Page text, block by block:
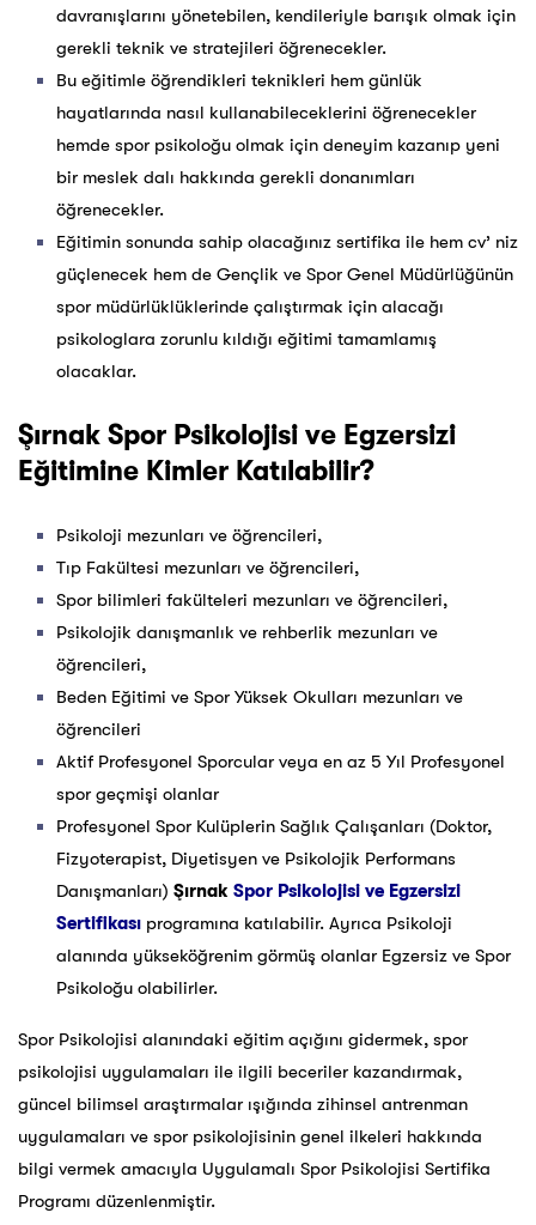
davranışlarını yönetebilen, kendileriyle barışık olmak için
gerekli teknik ve stratejileri öğrenecekler.
Bu eğitimle öğrendikleri teknikleri hem günlük
hayatlarında nasıl kullanabileceklerini öğrenecekler
hemde spor psikoloğu olmak için deneyim kazanıp yeni
bir meslek dalı hakkında gerekli donanımları
öğrenecekler.
Eğitimin sonunda sahip olacağınız sertifika ile hem cv’ niz
güçlenecek hem de Gençlik ve Spor Genel Müdürlüğünün
spor müdürlüklüklerinde çalıştırmak için alacağı
psikologlara zorunlu kıldığı eğitimi tamamlamış
olacaklar.
Şırnak Spor Psikolojisi ve Egzersizi
Eğitimine Kimler Katılabilir?
Psikoloji mezunları ve öğrencileri,
Tıp Fakültesi mezunları ve öğrencileri,
Spor bilimleri fakülteleri mezunları ve öğrencileri,
Psikolojik danışmanlık ve rehberlik mezunları ve
öğrencileri,
Beden Eğitimi ve Spor Yüksek Okulları mezunları ve
öğrencileri
Aktif Profesyonel Sporcular veya en az 5 Yıl Profesyonel
spor geçmişi olanlar
Profesyonel Spor Kulüplerin Sağlık Çalışanları (Doktor,
Fizyoterapist, Diyetisyen ve Psikolojik Performans
Danışmanları) Şırnak Spor Psikolojisi ve Egzersizi
Sertifikası programına katılabilir. Ayrıca Psikoloji
alanında yükseköğrenim görmüş olanlar Egzersiz ve Spor
Psikoloğu olabilirler.
Spor Psikolojisi alanındaki eğitim açığını gidermek, spor
psikolojisi uygulamaları ile ilgili beceriler kazandırmak,
güncel bilimsel araştırmalar ışığında zihinsel antrenman
uygulamaları ve spor psikolojisinin genel ilkeleri hakkında
bilgi vermek amacıyla Uygulamalı Spor Psikolojisi Sertifika
Programı düzenlenmiştir.